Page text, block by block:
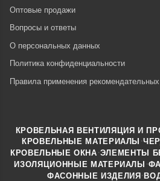
Оптовые продажи
Вопросы и ответы
О персональных данных
Политика конфиденциальности
Правила применения рекомендательных
КРОВЕЛЬНАЯ ВЕНТИЛЯЦИЯ И
КРОВЕЛЬНЫЕ МАТЕРИАЛЫ ·
КРОВЕЛЬНЫЕ ОКНА ·ЭЛЕМЕНТЫ
ИЗОЛЯЦИОННЫЕ МАТЕРИАЛЫ ·
ФАСОННЫЕ ИЗДЕЛИЯ·